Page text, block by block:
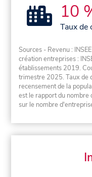
10
Taux de
Sources - Revenu :
création entreprises :
établissements 2019.
trimestre 2025. Taux de
recensement de la
est le rapport du nombre
sur le nombre